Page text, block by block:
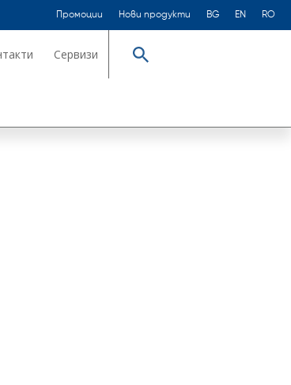
Промоции Нови продукти BG EN RO
Сервизи Търсене